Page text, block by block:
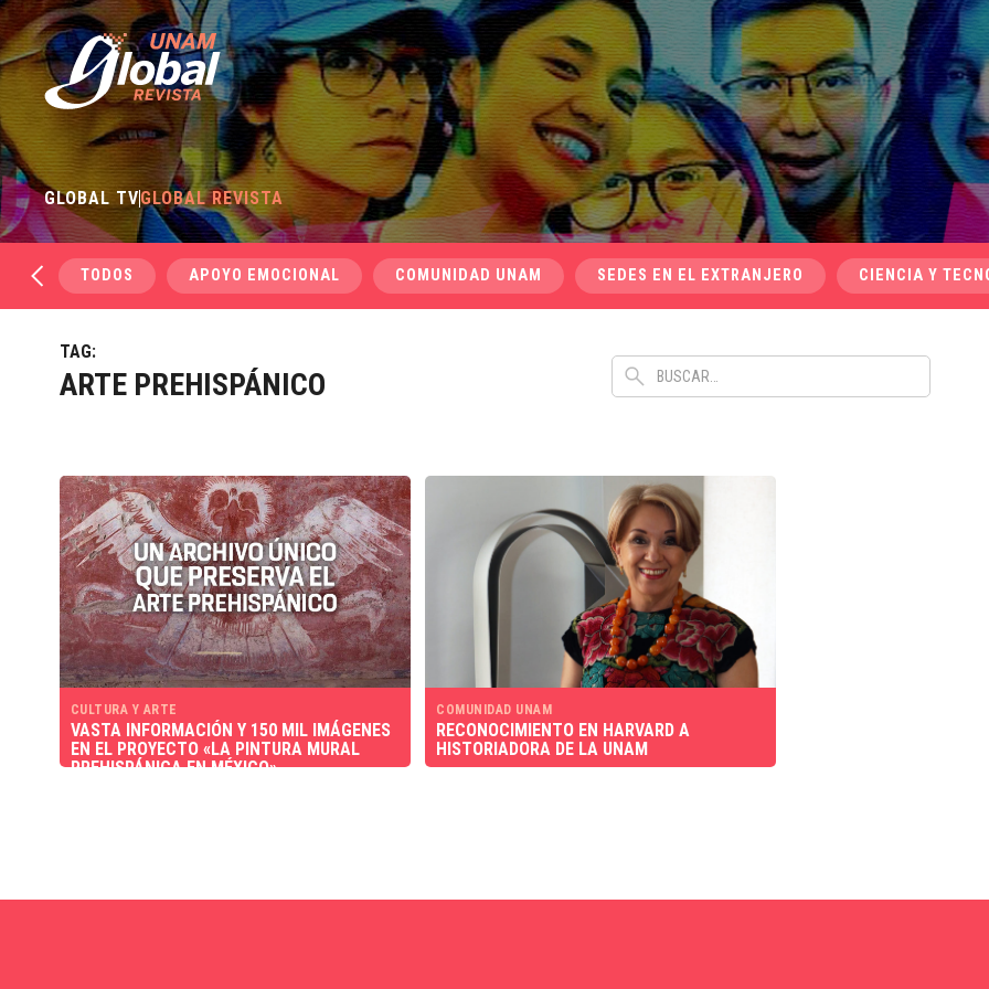
GLOBAL TVGLOBAL REVISTA
TODOS APOYO EMOCIONAL COMUNIDAD UNAM SEDES EN EL EXTRANJERO CIENCIA Y
TAG:
ARTE PREHISPÁNICO
CULTURA Y ARTE
VASTA INFORMACIÓN Y 150 MIL IMÁGENES
EN EL PROYECTO «LA PINTURA MURAL
PREHISPÁNICA EN MÉXICO»
COMUNIDAD UNAM
RECONOCIMIENTO EN HARVARD A
HISTORIADORA DE LA UNAM